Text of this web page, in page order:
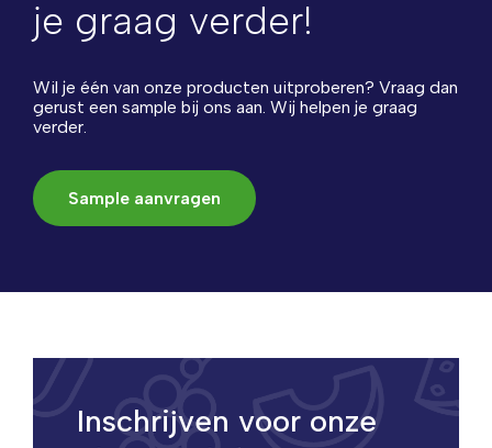
je graag verder!
Wil je één van onze producten uitproberen? Vraag dan
gerust een sample bij ons aan. Wij helpen je graag
verder.
Sample aanvragen
Inschrijven voor onze